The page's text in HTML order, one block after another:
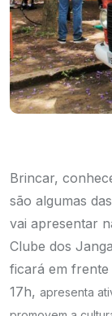
Brincar,
são algumas
vai apresentar
Clube dos
ficará em
17h, apresenta